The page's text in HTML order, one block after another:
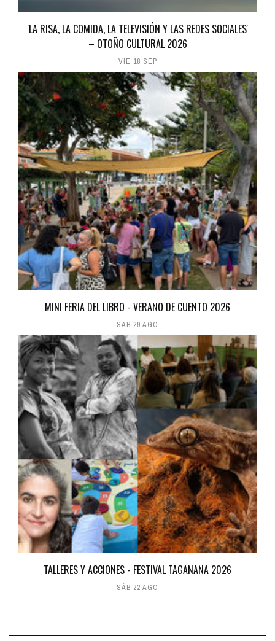
'LA RISA, LA COMIDA, LA TELEVISIÓN Y LAS REDES SOCIALES'
– OTOÑO CULTURAL 2026
VIE 18 SEP
MINI FERIA DEL LIBRO - VERANO DE CUENTO 2026
SÁB 29 AGO
TALLERES Y ACCIONES - FESTIVAL TAGANANA 2026
SÁB 22 AGO